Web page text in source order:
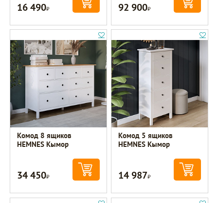
16 490Р 92 900Р
Комод 8 ящиков
HEMNES Кымор
34 450Р
Комод 5 ящиков
HEMNES Кымор
14 987Р